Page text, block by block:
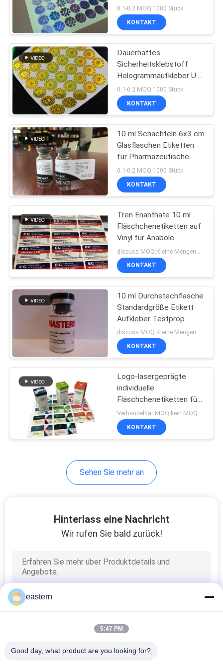
PRIVACY
POLICY
Kästen der Phiolen-
10ml
45
27
Kasten des
pharmazeutischen
Verpackens
Medizin-Flaschen-
Aufkleber
Medizin-Flaschen-
kleine Glasphiolen
0.1-0.2 MOQ:1000 Stück
KONTAKT
Dauerhaftes
Sicherheitsklebstoff
Hologrammaufkleber UV-
Druck
0.1-0.2 MOQ:1000 Stück
KONTAKT
10 ml Schachteln 6x3 cm
Glasflaschen Etiketten
für Pharmazeutische
Laboratorien
0.1-0.2 MOQ:1000 Stück
KONTAKT
Tren Enanthate 10 ml
Fläschchenetiketten auf
Vinyl für Anabole
KONTAKT
10 ml Durchstechflasche
Standardgröße Etikett
Aufkleber Testprop
discuss MOQ:Kleine Mengen sind ebenfalls erhältlich
KONTAKT
Logo-lasergeprägte
individuelle
Fläschchenetiketten für
10-ml-
Fläschchenschachteln
Verhandelbar MOQ:kein MOQ
KONTAKT
Sehen Sie mehr an
Hinterlass eine Nachricht
Wir rufen Sie bald zurück!
eastern
5:47 PM
Good day, what product are you looking for?